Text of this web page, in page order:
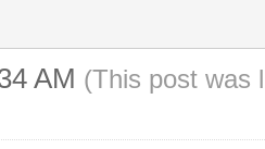
AM (This post was